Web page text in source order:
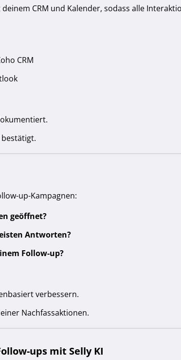
CRM und Kalender, sodass alle
CRM
up-Kampagnen:
geöffnet?
Antworten?
Follow-up?
verbessern.
Nachfassaktionen.
ups mit Selly KI